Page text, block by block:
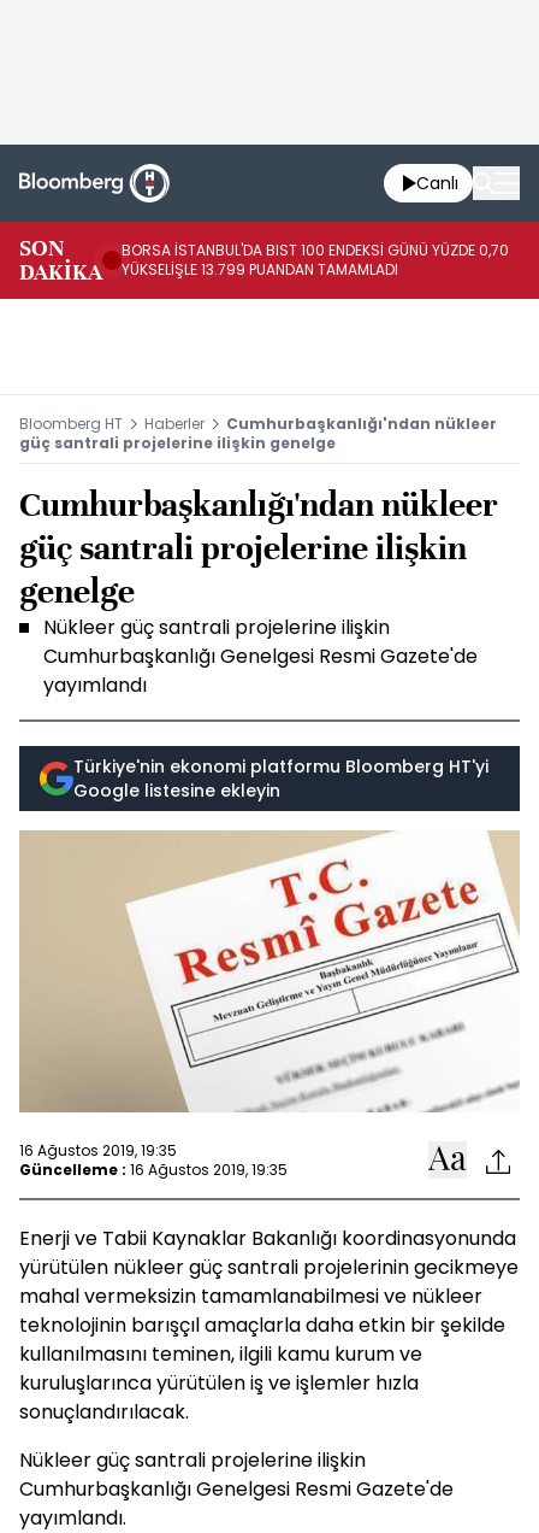
Canlı
SON
DAKİKA
BORSA İSTANBUL'DA BIST 100 ENDEKSİ GÜNÜ YÜZDE 0,70
YÜKSELİŞLE 13.799 PUANDAN TAMAMLADI
Bloomberg HT Haberler
Cumhurbaşkanlığı'ndan nükleer
güç santrali projelerine ilişkin genelge
Cumhurbaşkanlığı'ndan nükleer
güç santrali projelerine ilişkin
genelge
Nükleer güç santrali projelerine ilişkin
Cumhurbaşkanlığı Genelgesi Resmi Gazete'de
yayımlandı
Türkiye'nin ekonomi platformu Bloomberg HT'yi
Google listesine ekleyin
16 Ağustos 2019, 19:35
Güncelleme : 16 Ağustos 2019, 19:35
Enerji ve Tabii Kaynaklar Bakanlığı koordinasyonunda
yürütülen nükleer güç santrali projelerinin gecikmeye
mahal vermeksizin tamamlanabilmesi ve nükleer
teknolojinin barışçıl amaçlarla daha etkin bir şekilde
kullanılmasını teminen, ilgili kamu kurum ve
kuruluşlarınca yürütülen iş ve işlemler hızla
sonuçlandırılacak.
Nükleer güç santrali projelerine ilişkin
Cumhurbaşkanlığı Genelgesi Resmi Gazete'de
yayımlandı.